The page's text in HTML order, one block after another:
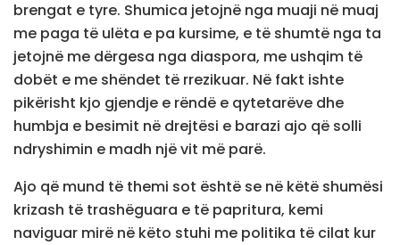
brengat e tyre. Shumica jetojnë nga muaji në muaj
me paga të ulëta e pa kursime, e të shumtë nga ta
jetojnë me dërgesa nga diaspora, me ushqim të
dobët e me shëndet të rrezikuar. Në fakt ishte
pikërisht kjo gjendje e rëndë e qytetarëve dhe
humbja e besimit në drejtësi e barazi ajo që solli
ndryshimin e madh një vit më parë.
Ajo që mund të themi sot është se në këtë shumësi
krizash të trashëguara e të papritura, kemi
naviguar mirë në këto stuhi me politika të cilat kur